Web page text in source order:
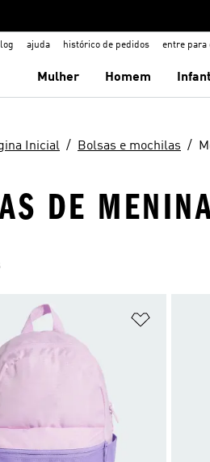
ajuda histórico de pedidos entre para
Mulher Homem
Inicial Bolsas e mochilas
DE